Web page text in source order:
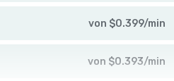
von $0.399/min
von $0.393/min